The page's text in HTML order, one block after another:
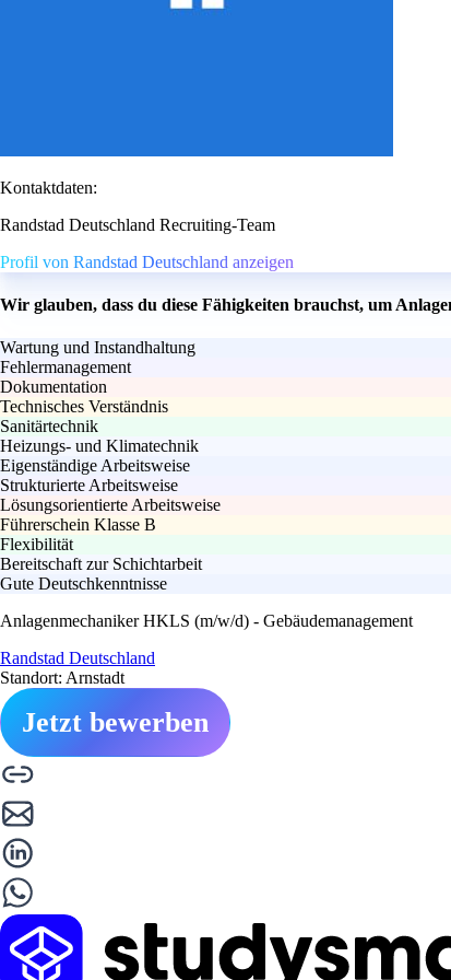
Kontaktdaten:
Randstad Deutschland Recruiting-Team
Profil von Randstad Deutschland anzeigen
Wir glauben, dass du diese Fähigkeiten brauchst, um
Wartung und Instandhaltung
Fehlermanagement
Dokumentation
Technisches Verständnis
Sanitärtechnik
Heizungs- und Klimatechnik
Eigenständige Arbeitsweise
Strukturierte Arbeitsweise
Lösungsorientierte Arbeitsweise
Führerschein Klasse B
Flexibilität
Bereitschaft zur Schichtarbeit
Gute Deutschkenntnisse
Anlagenmechaniker HKLS (m/w/d) - Gebäudemanagement
Randstad Deutschland
Standort: Arnstadt
Jetzt bewerben